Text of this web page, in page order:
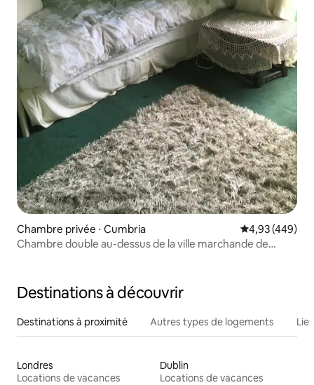
Chambre privée ⋅ Cumbria Évaluation
4,93 (449)
Chambre double au-dessus de la ville marchande de
Destinations à découvrir
Destinations à proximité Autres types de logements
Londres
Locations de vacances
Dublin
Locations de vacances